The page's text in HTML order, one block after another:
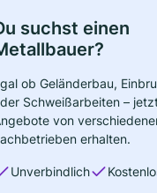
suchst einen
ob Geländerbau,
Schweißarbeiten –
von
erhalten.
Unverbindlich